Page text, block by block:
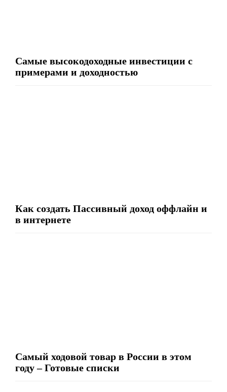
Самые высокодоходные инвестиции с
примерами и доходностью
Как создать Пассивный доход оффлайн и
в интернете
Самый ходовой товар в России в этом
году – Готовые списки